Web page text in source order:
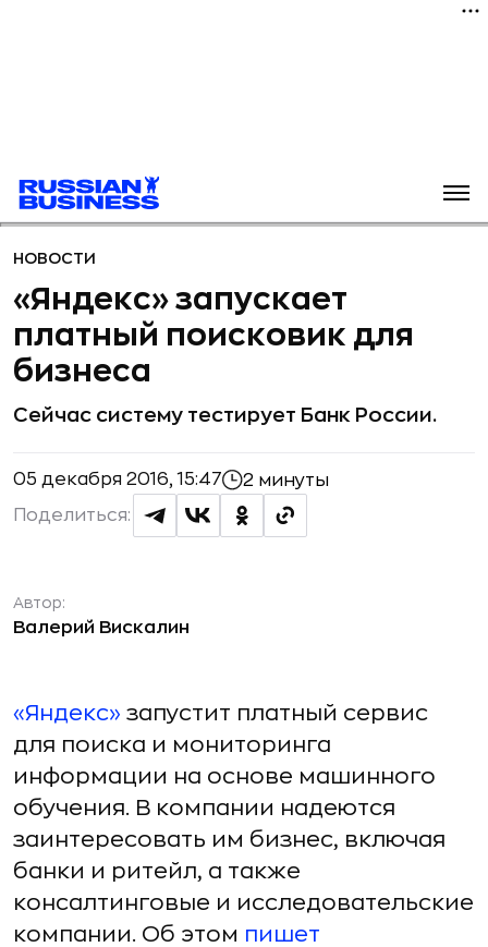
НОВОСТИ
«Яндекс» запускает
платный поисковик для
бизнеса
Сейчас систему тестирует Банк России.
05 декабря 2016, 15:47 2 минуты
Поделиться:
Автор:
Валерий Вискалин
«Яндекс» запустит платный сервис
для поиска и мониторинга
информации на основе машинного
обучения. В компании надеются
заинтересовать им бизнес, включая
банки и ритейл, а также
консалтинговые и исследовательские
компании. Об этом пишет